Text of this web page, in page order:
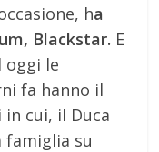
ha
Blackstar. E
oggi le
fa hanno il
cui, il Duca
famiglia su